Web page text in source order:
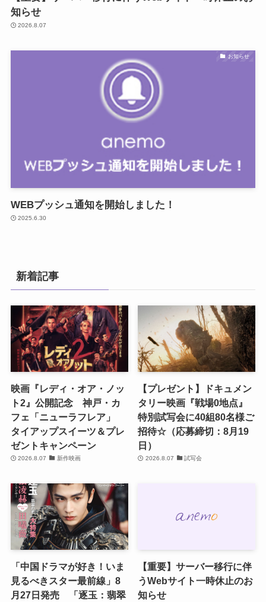
知らせ
2026.8.07
お知らせ
WEBプッシュ通知を開始しました！
2025.6.30
新着記事
映画『レディ・オア・ノッ
ト2』公開記念 神戸・カ
フェ「ニューラフレア」
タイアップスイーツ＆プレ
ゼントキャンペーン
2026.8.07 新作映画
【プレゼント】ドキュメン
タリー映画『戦場0地点』
特別試写会に40組80名様ご
招待☆（応募締切：8月19
日）
2026.8.07 試写会
「中国ドラマが好き！いま
見るべきスター最前線」8
月27日発売 「逐玉：翡翠
【重要】サーバー移行に伴
うWebサイト一時休止のお
知らせ